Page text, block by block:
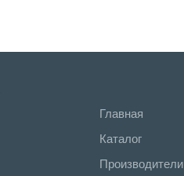
Главная
Каталог
Производители